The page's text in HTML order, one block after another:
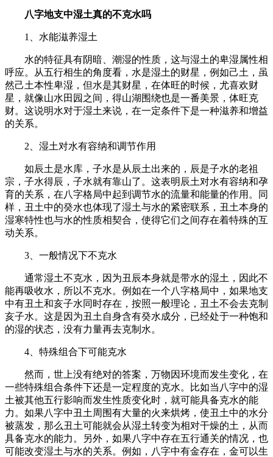
八字地支中湿土真的不克水吗
1、水能滋养湿土
水的特征具有阴暗、潮湿的性质，这与湿土的卑湿属性相
呼应。从五行相生的角度看，水是湿土的财星，例如己土，虽
然己土本性卑湿，但水是其财星，在体旺的时候，尤喜欢财
星，就像山水田园之间，得山湖围绕也是一番美景，体旺克
财。这说明水对于湿土来说，在一定条件下是一种滋养和增益
的关系。
2、湿土对水有容纳和调节作用
如辰土是水库，子水是从辰土出来的，辰是子水的老祖
宗，子水得辰，子水就有靠山了。这表明辰土对水有容纳和孕
育的关系，在八字格局中起到调节水的流量和能量的作用。同
样，丑土中的癸水也体现了湿土与水的紧密联系，丑土本身的
湿寒特性也与水的性质相契合，使得它们之间存在着特殊的互
动关系。
3、一般情况下不克水
通常湿土不克水，因为丑辰本身就是带水的湿土，因此不
能再吸收水，所以不克水。例如在一个八字格局中，如果地支
中有丑土和亥子水同时存在，按照一般理论，丑土不会去克制
亥子水。这是因为丑土自身含有癸水成分，已经处于一种饱和
的湿的状态，没有力量再去克制水。
4、特殊组合下可能克水
然而，世上没有绝对的答案，万物因环境而发生变化，在
一些特殊组合条件下还是一定程度的克水。比如当八字中的湿
土被其他五行影响而发生性质变化时，就可能具备克水的能
力。如果八字中丑土周围有大量的火来烘烤，使丑土中的水分
被蒸发，那么丑土可能就会从湿土转变为相对干燥的土，从而
具备克水的能力。另外，如果八字中存在五行通关的情况，也
可能改变湿土与水的关系。例如，八字中有金存在，金可以生